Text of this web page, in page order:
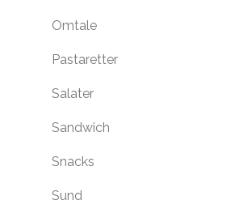
Omtale
Pastaretter
Salater
Sandwich
Snacks
Sund